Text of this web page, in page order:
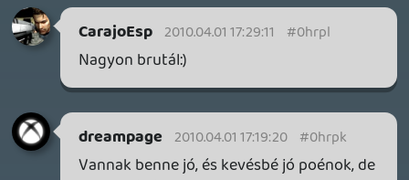
nem is....
zephyr 2010.04.01 15:39:47 #0hrp6
Beteg. Annyira beteg, hogy már jó. 😃
Xabinho87 2010.04.01 15:34:01 #0hrp5